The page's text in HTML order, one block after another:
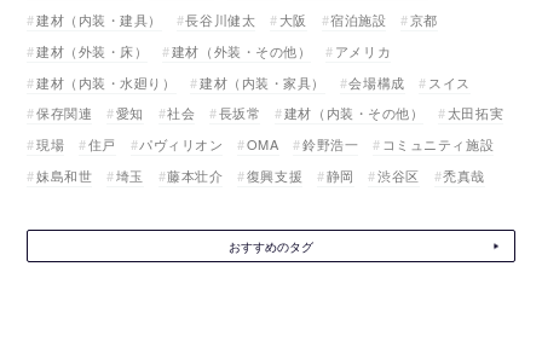
建材（内装・建具）
長谷川健太 大阪 宿泊施設
京都
建材（外装・床）
建材（外装・その他）
アメリカ
建材（内装・水廻り）
建材（内装・家具） 会場構成
スイス
保存関連
愛知 社会 長坂常 建材（内装・その他）
太田拓実
現場
住戸 パヴィリオン OMA 鈴野浩一
コミュニティ施設
妹島和世
埼玉 藤本壮介 復興支援 静岡 渋谷区 禿真哉
おすすめのタグ